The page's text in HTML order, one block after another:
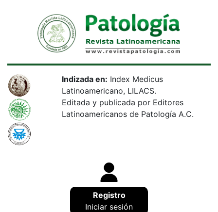
Indizada en: Index Medicus
Latinoamericano, LILACS.
Editada y publicada por Editores
Latinoamericanos de Patología A.C.
Registro
Iniciar sesión